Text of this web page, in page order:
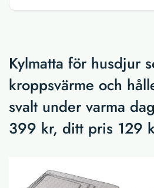
Kylmatta för husdjur
kroppsvärme och
svalt under varma
399 kr, ditt pris 129